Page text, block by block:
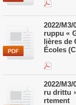
2022/
ruppu «
lières de
Écoles
2022/
ru drittu
rtement